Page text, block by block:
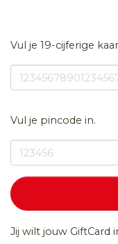
Vul je 19-cijferige
Vul je pincode in.
Jij wilt jouw GiftCard